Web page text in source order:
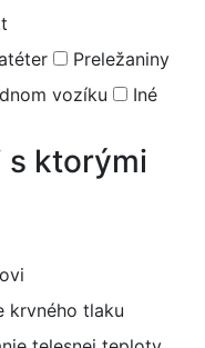
Preležaniny
vozíku Iné
s ktorými
krvného tlaku